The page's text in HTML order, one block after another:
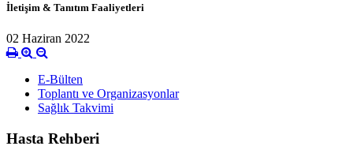
İletişim & Tanıtım Faaliyetleri
02 Haziran 2022
E-Bülten
Toplantı ve Organizasyonlar
Sağlık Takvimi
Hasta Rehberi